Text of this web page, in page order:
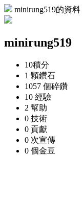
minirung519的資料
minirung519
10積分
1 顆鑽石
1057 個碎鑽
10 經驗
2 幫助
0 技術
0 貢獻
0 次宣傳
0 個金豆